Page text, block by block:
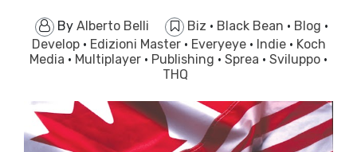
By Alberto Belli Biz · Black Bean · Blog ·
Develop · Edizioni Master · Everyeye · Indie · Koch
Media · Multiplayer · Publishing · Sprea · Sviluppo ·
THQ